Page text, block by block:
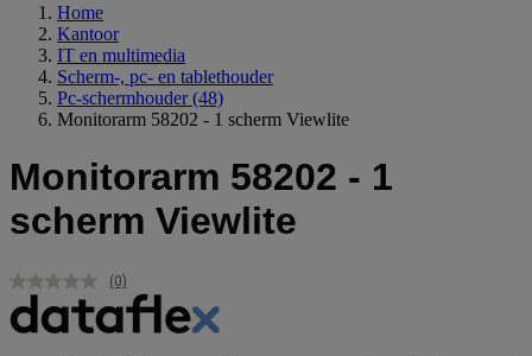
Home
Kantoor
IT en multimedia
Scherm-, pc- en tablethouder
Pc-schermhouder (48)
Monitorarm 58202 - 1 scherm Viewlite
Monitorarm 58202 - 1
scherm Viewlite
Geen
scorewaarde.
Dezelfde
(0)